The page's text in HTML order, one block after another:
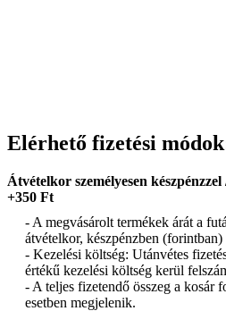
Elérhető fizetési
Átvételkor személyesen
+350 Ft
- A megvásárolt termékek árát a
átvételkor, készpénzben
- Kezelési költség: Utánvétes
értékű kezelési költség kerül
- A teljes fizetendő összeg a kosár
esetben megjelenik.